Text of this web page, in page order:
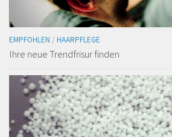
EMPFOHLEN / HAARPFLEGE
Ihre neue Trendfrisur finden